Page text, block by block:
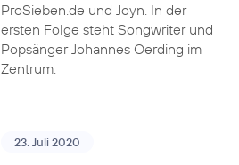
ProSieben.de und Joyn. In der
ersten Folge steht Songwriter und
Popsänger Johannes Oerding im
Zentrum.
23. Juli 2020